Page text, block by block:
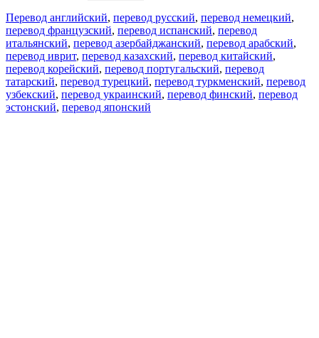
Перевод английский, перевод русский, перевод немецкий,
перевод французский, перевод испанский, перевод
итальянский, перевод азербайджанский, перевод арабский,
перевод иврит, перевод казахский, перевод китайский,
перевод корейский, перевод португальский, перевод
татарский, перевод турецкий, перевод туркменский, перевод
узбекский, перевод украинский, перевод финский, перевод
эстонский, перевод японский